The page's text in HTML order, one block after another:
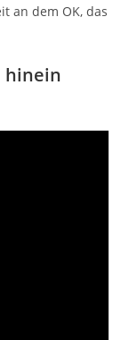
an dem OK, das
hinein